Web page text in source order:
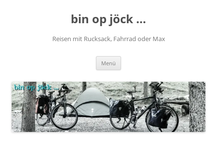
bin op jöck …
Reisen mit Rucksack, Fahrrad oder Max
Menü